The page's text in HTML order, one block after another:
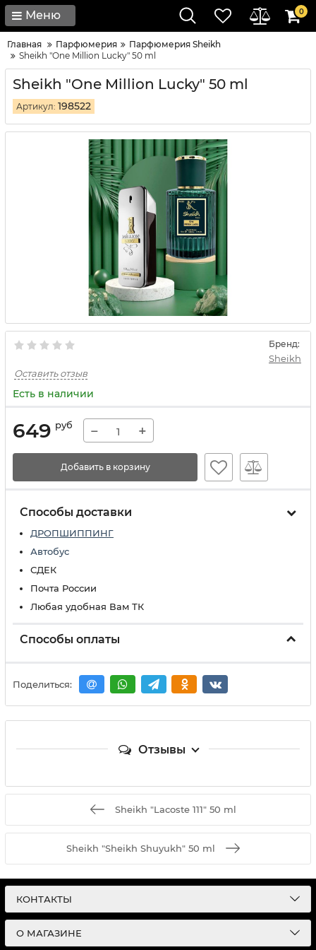
Меню 0
Главная Парфюмерия
Парфюмерия Sheikh
Sheikh "One Million Lucky" 50 ml
Sheikh "One Million Lucky" 50 ml
Артикул: 198522
Бренд:
Sheikh
Оставить отзыв
Есть в наличии
649 руб − +
Добавить в корзину
Способы доставки
ДРОПШИППИНГ
Автобус
СДЕК
Почта России
Любая удобная Вам ТК
Способы оплаты
Поделиться:
Отзывы
Sheikh "Lacoste 111" 50 ml
Sheikh "Sheikh Shuyukh" 50 ml
КОНТАКТЫ
О МАГАЗИНЕ